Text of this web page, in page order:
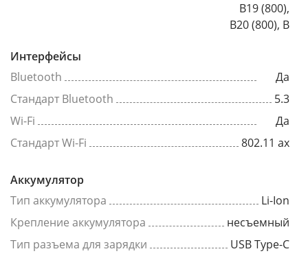
B19 (800),
B20 (800), B
Интерфейсы
Bluetooth
Да
Стандарт Bluetooth
5.3
Wi-Fi
Да
Стандарт Wi-Fi
802.11 ax
Аккумулятор
Тип аккумулятора
Li-Ion
Крепление аккумулятора
несъемный
Тип разъема для зарядки
USB Type-C